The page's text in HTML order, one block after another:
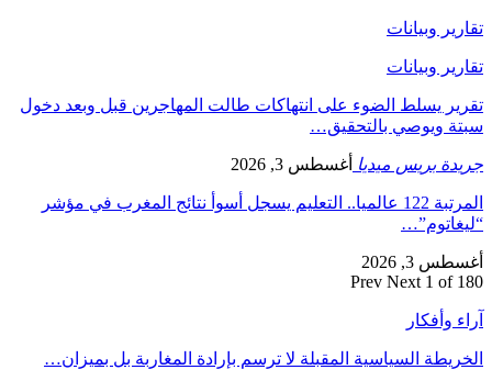
تقارير وبيانات
تقارير وبيانات
تقرير يسلط الضوء على انتهاكات طالت المهاجرين قبل وبعد دخول
سبتة ويوصي بالتحقيق…
جريدة بريس ميديا أغسطس 3, 2026
المرتبة 122 عالميا.. التعليم يسجل أسوأ نتائج المغرب في مؤشر
“ليغاتوم”…
أغسطس 3, 2026
Prev Next 1 of 180
آراء وأفكار
الخريطة السياسية المقبلة لا ترسم بإرادة المغاربة بل بميزان…